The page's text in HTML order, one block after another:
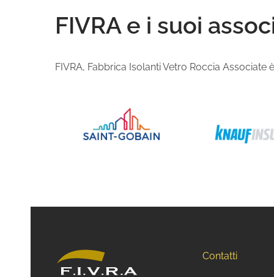
FIVRA e i suoi
FIVRA, Fabbrica Isolanti Vetro Roccia
Contatti